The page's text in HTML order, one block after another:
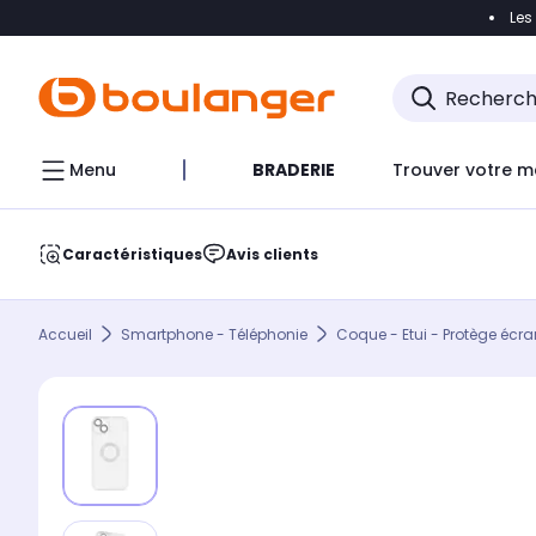
Accéder
Menu BRADERIE Trouver votre
Caractéristiques Avis clients
Accueil Smartphone - Téléphonie Coque - Etui - Protège